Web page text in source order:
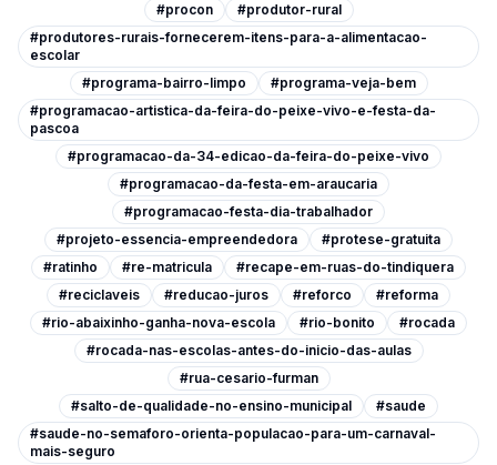
#procon
#produtor-rural
#produtores-rurais-fornecerem-itens-para-a-alimentacao-
escolar
#programa-bairro-limpo
#programa-veja-bem
#programacao-artistica-da-feira-do-peixe-vivo-e-festa-da-
pascoa
#programacao-da-34-edicao-da-feira-do-peixe-vivo
#programacao-da-festa-em-araucaria
#programacao-festa-dia-trabalhador
#projeto-essencia-empreendedora
#protese-gratuita
#ratinho
#re-matricula
#recape-em-ruas-do-tindiquera
#reciclaveis
#reducao-juros #reforco
#reforma
#rio-abaixinho-ganha-nova-escola
#rio-bonito
#rocada
#rocada-nas-escolas-antes-do-inicio-das-aulas
#rua-cesario-furman
#salto-de-qualidade-no-ensino-municipal
#saude
#saude-no-semaforo-orienta-populacao-para-um-carnaval-
mais-seguro